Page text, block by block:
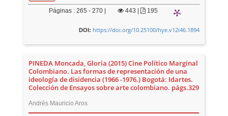
Páginas : 265 - 270 | 443 195
DOI: https://doi.org/10.25100/hye.v12i46.1894
PINEDA Moncada, Gloria (2015) Cine Político Marginal
Colombiano. Las formas de representación de una
ideología de disidencia (1966 -1976.) Bogotá: Idartes.
Colección de Ensayos sobre arte colombiano. págs.329
Andrés Mauricio Aros